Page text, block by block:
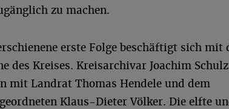
zu machen.
erste Folge beschäftigt sich mit
des Kreises. Kreisarchivar Joachim
mit Landrat Thomas Hendele und dem
Klaus-Dieter Völker. Die elfte